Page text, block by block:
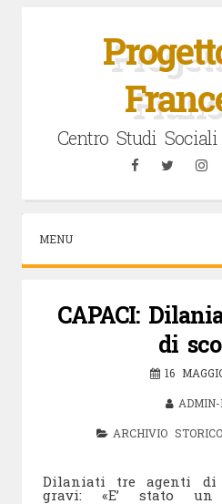
Centro Studi
FacebookTwitter
MENU
CAPACI:
di
16
ARCHIVIO STORICO
Dilaniati tre agenti di
gravi: «E’ stato un